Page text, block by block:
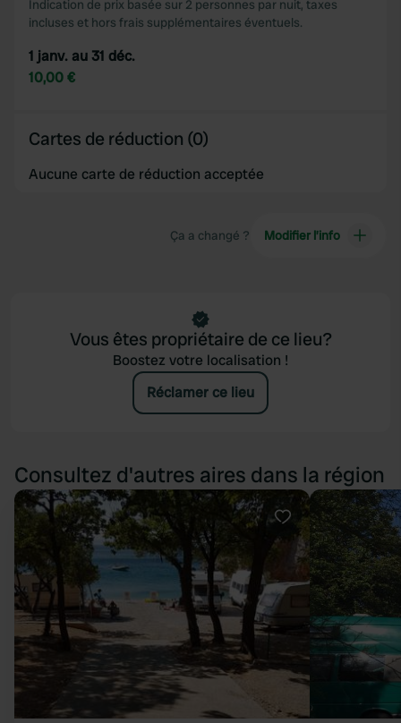
Indication de prix basée sur 2 personnes par nuit, taxes
incluses et hors frais supplémentaires éventuels.
1 janv. au 31 déc.
10,00 €
Cartes de réduction (0)
Aucune carte de réduction acceptée
Ça a changé ? Modifier l’info
Vous êtes propriétaire de ce lieu?
Boostez votre localisation !
Réclamer ce lieu
Consultez d'autres aires dans la région
Préféré